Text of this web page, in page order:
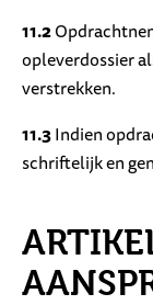
11.2
opleverdossier
verstrekken.
11.3Indien
schriftelijk en